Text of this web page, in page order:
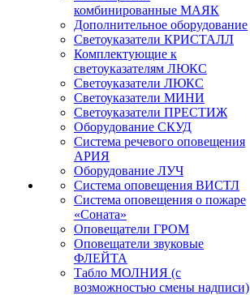
комбинированные МАЯК
Дополнительное оборудование
Светоуказатели КРИСТАЛЛ
Комплектующие к
светоуказателям ЛЮКС
Светоуказатели ЛЮКС
Светоуказатели МИНИ
Светоуказатели ПРЕСТИЖ
Оборудование СКУД
Система речевого оповещения
АРИЯ
Оборудование ЛУЧ
Система оповещения ВИСТЛ
Система оповещения о пожаре
«Соната»
Оповещатели ГРОМ
Оповещатели звуковые
ФЛЕЙТА
Табло МОЛНИЯ (с
возможностью смены надписи)